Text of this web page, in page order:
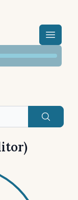
Menú
Buscar